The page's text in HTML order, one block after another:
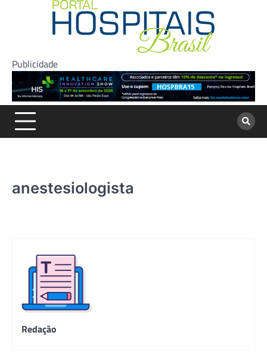
Publicidade
anestesiologista
Redação